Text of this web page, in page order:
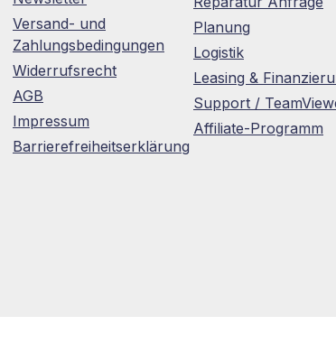
Versand- und
Zahlungsbedingungen
Widerrufsrecht
AGB
Impressum
Barrierefreiheitserklärung
Planung
Logistik
Leasing &
Support /
Affiliate-Programm